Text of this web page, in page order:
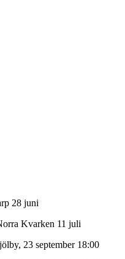
28 juni
Kvarken 11 juli
23 september 18:00